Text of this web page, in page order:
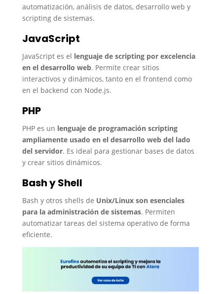
automatización, análisis de datos, desarrollo web y
scripting de sistemas.
JavaScript
JavaScript es el lenguaje de scripting por excelencia
en el desarrollo web. Permite crear sitios
interactivos y dinámicos, tanto en el frontend como
en el backend con Node.js.
PHP
PHP es un lenguaje de programación scripting
ampliamente usado en el desarrollo web del lado
del servidor. Es ideal para gestionar bases de datos
y crear sitios dinámicos.
Bash y Shell
Bash y otros shells de Unix/Linux son esenciales
para la administración de sistemas. Permiten
automatizar tareas del sistema operativo de forma
eficiente.